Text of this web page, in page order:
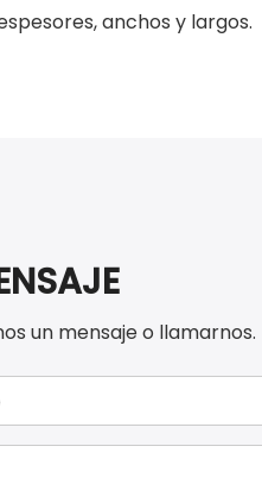
anchos y largos.
un mensaje o llamarnos.